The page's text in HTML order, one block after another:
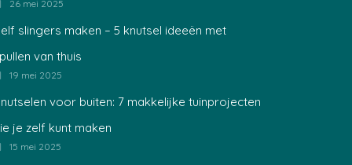
26 mei 2025
slingers maken – 5 knutsel ideeën met
van thuis
19 mei 2025
voor buiten: 7 makkelijke tuinprojecten
je zelf kunt maken
15 mei 2025